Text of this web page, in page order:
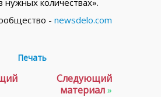
нужных количествах».
- newsdelo.com
Печать
Следующий
материал»